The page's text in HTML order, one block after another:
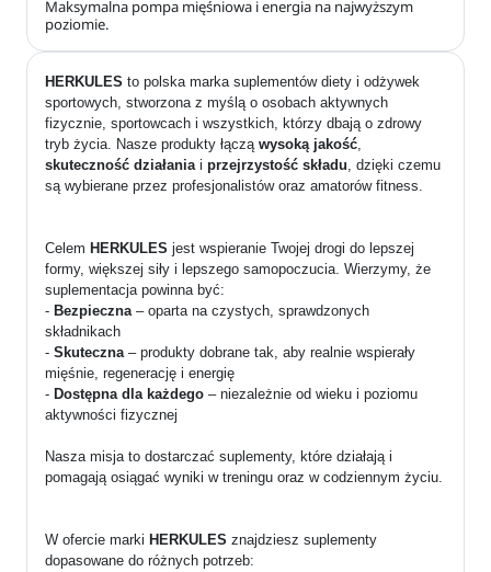
Maksymalna pompa mięśniowa i energia na najwyższym
poziomie.
HERKULES to polska marka suplementów diety i odżywek
sportowych, stworzona z myślą o osobach aktywnych
fizycznie, sportowcach i wszystkich, którzy dbają o zdrowy
tryb życia. Nasze produkty łączą wysoką jakość,
skuteczność działaniai przejrzystość składu, dzięki czemu
są wybierane przez profesjonalistów oraz amatorów fitness.
Celem HERKULES jest wspieranie Twojej drogi do lepszej
formy, większej siły i lepszego samopoczucia. Wierzymy, że
suplementacja powinna być:
- Bezpieczna– oparta na czystych, sprawdzonych
składnikach
- Skuteczna– produkty dobrane tak, aby realnie wspierały
mięśnie, regenerację i energię
- Dostępna dla każdego – niezależnie od wieku i poziomu
aktywności fizycznej
Nasza misja to dostarczać suplementy, które działają i
pomagają osiągać wyniki w treningu oraz w codziennym życiu.
W ofercie marki HERKULES znajdziesz suplementy
dopasowane do różnych potrzeb: